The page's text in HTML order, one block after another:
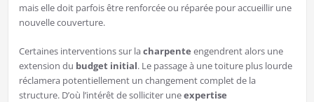
mais elle doit parfois être renforcée ou réparée pour accueillir une
nouvelle couverture.
Certaines interventions sur lacharpente engendrent alors une
extension du budget initial. Le passage à une toiture plus lourde
réclamera potentiellement un changement complet de la
structure. D’où l’intérêt de solliciter uneexpertise